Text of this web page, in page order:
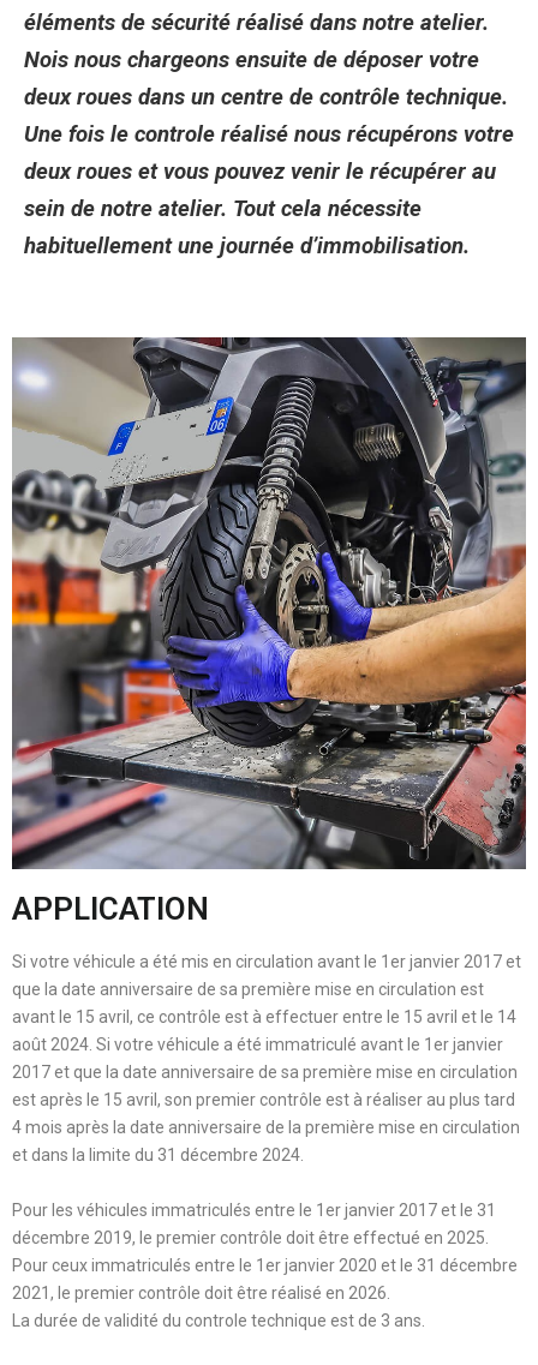
éléments de sécurité réalisé dans notre atelier.
Nois nous chargeons ensuite de déposer votre
deux roues dans un centre de contrôle technique.
Une fois le controle réalisé nous récupérons votre
deux roues et vous pouvez venir le récupérer au
sein de notre atelier. Tout cela nécessite
habituellement une journée d’immobilisation.
APPLICATION
Si votre véhicule a été mis en circulation avant le 1er janvier 2017 et
que la date anniversaire de sa première mise en circulation est
avant le 15 avril, ce contrôle est à effectuer entre le 15 avril et le 14
août 2024. Si votre véhicule a été immatriculé avant le 1er janvier
2017 et que la date anniversaire de sa première mise en circulation
est après le 15 avril, son premier contrôle est à réaliser au plus tard
4 mois après la date anniversaire de la première mise en circulation
et dans la limite du 31 décembre 2024.
Pour les véhicules immatriculés entre le 1er janvier 2017 et le 31
décembre 2019, le premier contrôle doit être effectué en 2025.
Pour ceux immatriculés entre le 1er janvier 2020 et le 31 décembre
2021, le premier contrôle doit être réalisé en 2026.
La durée de validité du controle technique est de 3 ans.